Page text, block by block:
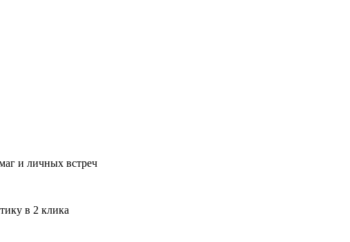
и личных встреч
в 2 клика